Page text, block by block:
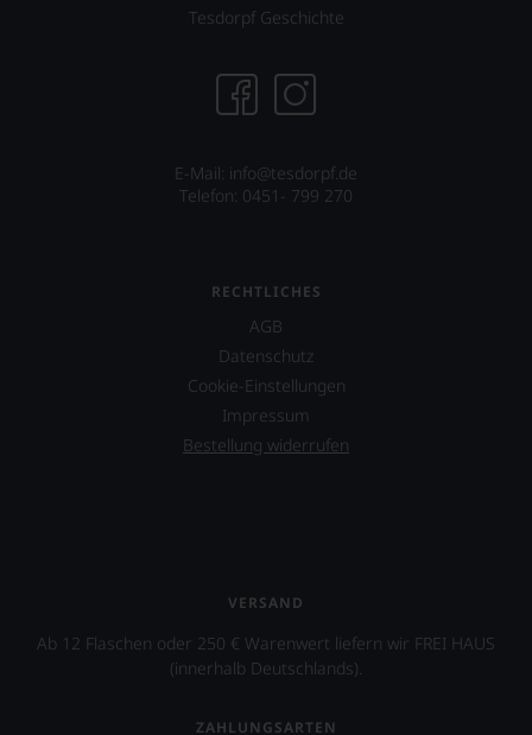
Tesdorpf Geschichte
E-Mail: info@tesdorpf.de
Telefon: 0451- 799 270
RECHTLICHES
AGB
Datenschutz
Cookie-Einstellungen
Impressum
Bestellung widerrufen
VERSAND
Ab 12 Flaschen oder 250 € Warenwert liefern wir FREI HAUS
(innerhalb Deutschlands).
ZAHLUNGSARTEN